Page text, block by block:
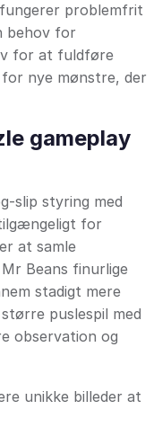
problemfrit
behov for
for at fuldføre
nye mønstre, der
gameplay
slip styring med
for
at samle
Beans finurlige
stadigt mere
puslespil med
observation og
unikke billeder at